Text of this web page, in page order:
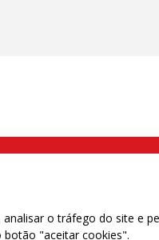
9200 - Fax (11) 2108 9310
o tráfego do site e
botão "aceitar cookies".